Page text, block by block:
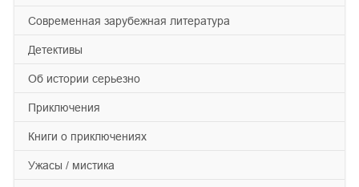
современная зарубежная литература
детективы
об истории серьезно
приключения
книги о приключениях
ужасы / мистика